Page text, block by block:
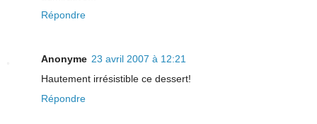
Répondre
Anonyme 23 avril 2007 à 12:21
Hautement irrésistible ce dessert!
Répondre